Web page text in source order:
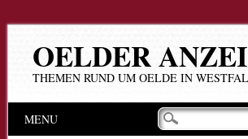
OELDER
THEMEN RUND UM OELDE IN
Hauptmenü
Inhalt
MENU